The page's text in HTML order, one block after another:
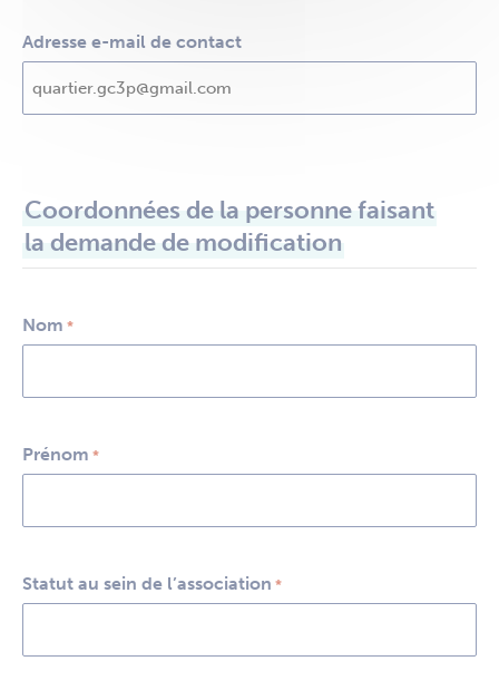
Adresse e-mail de contact
Coordonnées de la personne faisant
la demande de modification
Nom *
Prénom *
Statut au sein de l’association *